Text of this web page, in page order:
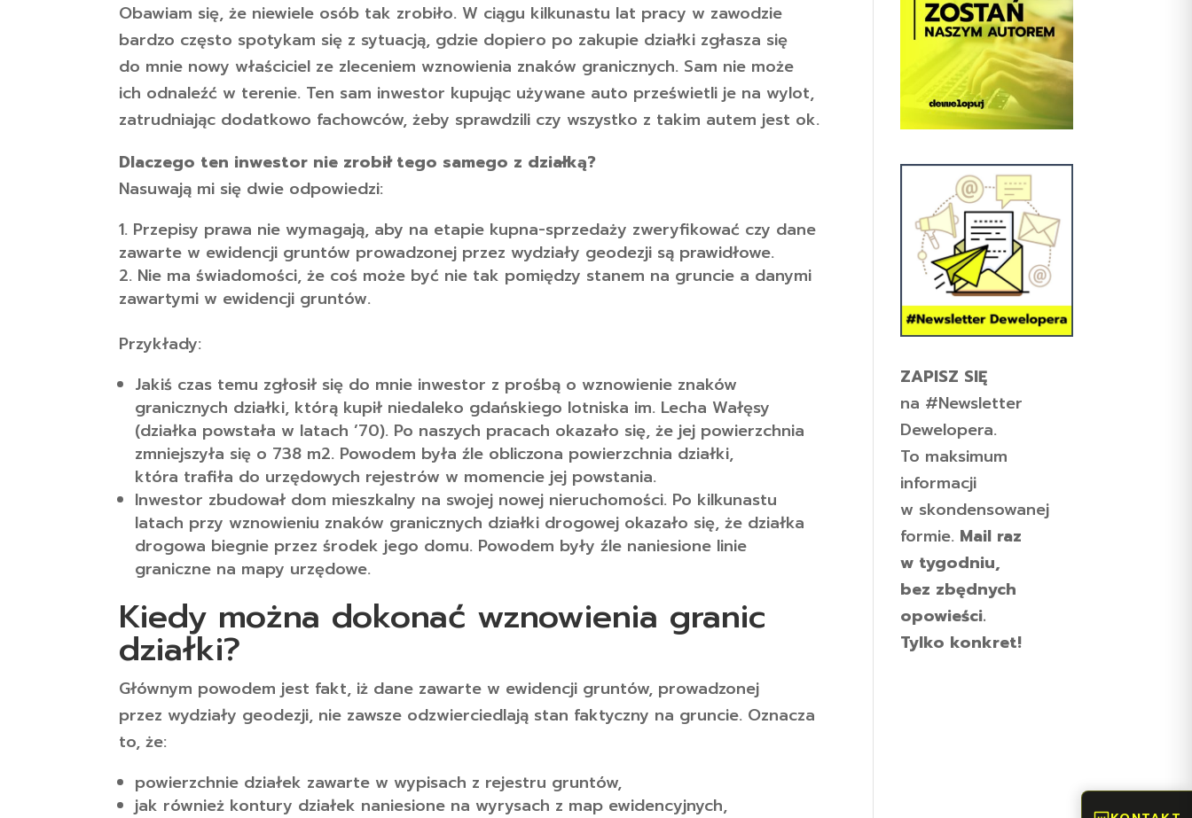
Obawiam się, że niewiele osób tak zrobiło. W ciągu kilkunastu lat pracy w zawodzie
bardzo często spotykam się z sytuacją, gdzie dopiero po zakupie działki zgłasza się
do mnie nowy właściciel ze zleceniem wznowienia znaków granicznych. Sam nie może
ich odnaleźć w terenie. Ten sam inwestor kupując używane auto prześwietli je na wylot,
zatrudniając dodatkowo fachowców, żeby sprawdzili czy wszystko z takim autem jest ok.
Dlaczego ten inwestor nie zrobił tego samego z działką?
Nasuwają mi się dwie odpowiedzi:
Przepisy prawa nie wymagają, aby na etapie kupna-sprzedaży zweryfikować czy dane
zawarte w ewidencji gruntów prowadzonej przez wydziały geodezji są prawidłowe.
Nie ma świadomości, że coś może być nie tak pomiędzy stanem na gruncie a danymi
zawartymi w ewidencji gruntów.
Przykłady:
Jakiś czas temu zgłosił się do mnie inwestor z prośbą o wznowienie znaków
granicznych działki, którą kupił niedaleko gdańskiego lotniska im. Lecha Wałęsy
(działka powstała w latach ’70). Po naszych pracach okazało się, że jej powierzchnia
zmniejszyła się o 738 m2. Powodem była źle obliczona powierzchnia działki,
która trafiła do urzędowych rejestrów w momencie jej powstania.
Inwestor zbudował dom mieszkalny na swojej nowej nieruchomości. Po kilkunastu
latach przy wznowieniu znaków granicznych działki drogowej okazało się, że działka
drogowa biegnie przez środek jego domu. Powodem były źle naniesione linie
graniczne na mapy urzędowe.
Kiedy można dokonać wznowienia granic
działki?
Głównym powodem jest fakt, iż dane zawarte w ewidencji gruntów, prowadzonej
przez wydziały geodezji, nie zawsze odzwierciedlają stan faktyczny na gruncie. Oznacza
to, że:
powierzchnie działek zawarte w wypisach z rejestru gruntów,
jak również kontury działek naniesione na wyrysach z map ewidencyjnych,
ZAPISZ SIĘ
na #Newsletter
Dewelopera.
To maksimum
informacji
w skondensowanej
formie. Mail raz
w tygodniu,
bez zbędnych
opowieści.
Tylko konkret!